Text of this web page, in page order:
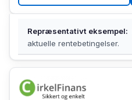
Repræsentativt eksempel:
aktuelle rentebetingelser.